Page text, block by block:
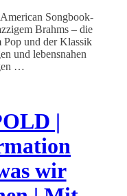
Songbook-
Brahms – die
Pop und der Klassik
und lebensnahen
…
|
wir